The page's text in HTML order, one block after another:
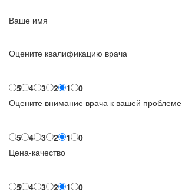
Ваше имя
Оцените квалификацию врача
5 4 3 2 1
0
Оцените внимание врача к вашей проблеме
5 4 3 2 1
0
Цена-качество
5 4 3 2 1 0